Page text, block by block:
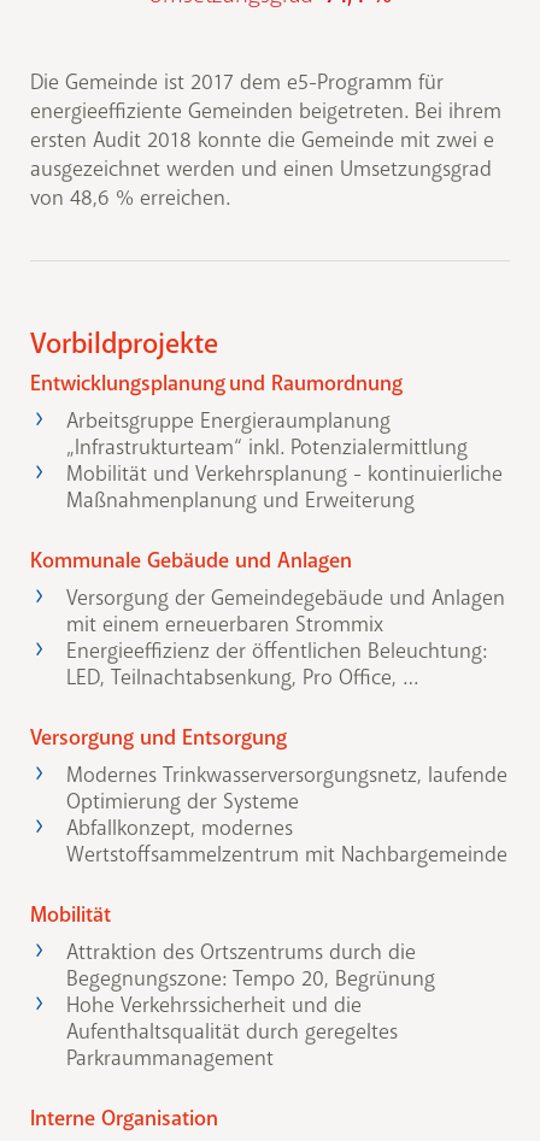
Die Gemeinde ist 2017 dem e5-Programm für
energieeffiziente Gemeinden beigetreten. Bei ihrem
ersten Audit 2018 konnte die Gemeinde mit zwei e
ausgezeichnet werden und einen Umsetzungsgrad
von 48,6 % erreichen.
Vorbildprojekte
Entwicklungsplanung und Raumordnung
Arbeitsgruppe Energieraumplanung
„Infrastrukturteam“ inkl. Potenzialermittlung
Mobilität und Verkehrsplanung - kontinuierliche
Maßnahmenplanung und Erweiterung
Kommunale Gebäude und Anlagen
Versorgung der Gemeindegebäude und Anlagen
mit einem erneuerbaren Strommix
Energieeffizienz der öffentlichen Beleuchtung:
LED, Teilnachtabsenkung, Pro Office, …
Versorgung und Entsorgung
Modernes Trinkwasserversorgungsnetz, laufende
Optimierung der Systeme
Abfallkonzept, modernes
Wertstoffsammelzentrum mit Nachbargemeinde
Mobilität
Attraktion des Ortszentrums durch die
Begegnungszone: Tempo 20, Begrünung
Hohe Verkehrssicherheit und die
Aufenthaltsqualität durch geregeltes
Parkraummanagement
Interne Organisation